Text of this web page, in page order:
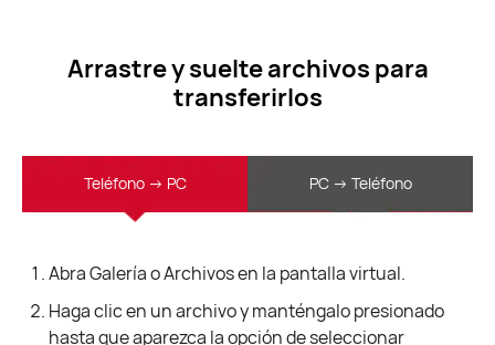
Arrastre y suelte archivos para
transferirlos
Teléfono -> PC PC -> Teléfono
Abra Galería o Archivos en la pantalla virtual.
Haga clic en un archivo y manténgalo presionado
hasta que aparezca la opción de seleccionar